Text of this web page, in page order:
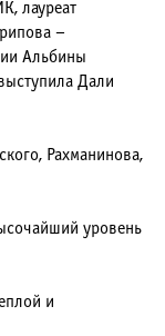
лауреат
–
Альбины
Дали
Рахманинова,
уровень
и